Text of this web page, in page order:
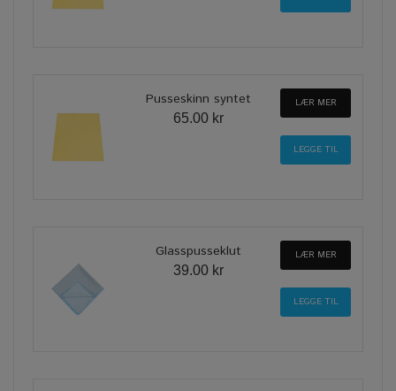
Pusseskinn syntet
65.00 kr
LÆR MER
Glasspusseklut
39.00 kr
LÆR MER